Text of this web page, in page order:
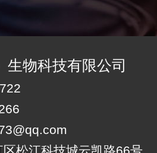
生物科技有限公司
松江科技城云凯路66号